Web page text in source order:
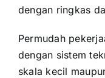
dengan ringkas
Permudah
dengan sistem
skala kecil